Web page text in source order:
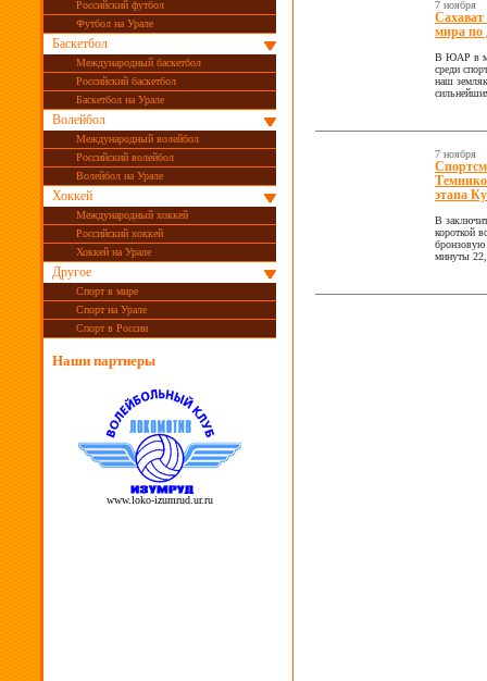
Российский футбол
Футбол на Урале
Баскетбол
Международный баскетбол
Российский баскетбол
Баскетбол на Урале
Волейбол
Международный волейбол
Российский волейбол
Волейбол на Урале
Хоккей
Международный хоккей
Российский хоккей
Хоккей на Урале
Другое
Спорт в мире
Спорт на Урале
Спорт в России
Наши партнеры
www.loko-izumrud.ur.ru
7 ноября
Сахават
мира
В ЮАР в
среди
наш
7 ноября
этапа
В
короткой
бронзовую
минуты